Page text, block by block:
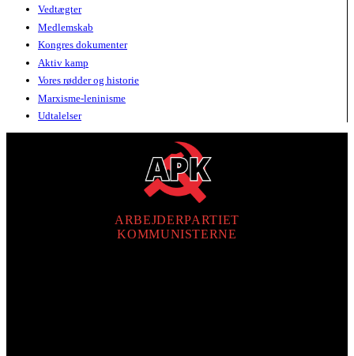
Vedtægter
Medlemskab
Kongres dokumenter
Aktiv kamp
Vores rødder og historie
Marxisme-leninisme
Udtalelser
ARBEJDERPARTIET
KOMMUNISTERNE